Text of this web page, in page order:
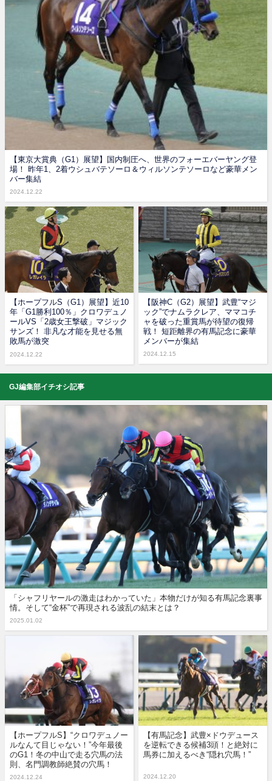
【東京大賞典（G1）展望】国内制圧へ、世界のフォーエバーヤング登
場！ 昨年1、2着ウシュバテソーロ＆ウィルソンテソーロなど豪華メン
バー集結
2024.12.22
【ホープフルS（G1）展望】近10
年「G1勝利100％」クロワデュノ
ールVS「2歳女王撃破」マジック
サンズ！ 非凡な才能を見せる無
敗馬が激突
2024.12.22
【阪神C（G2）展望】武豊“マジ
ック”でナムラクレア、ママコチ
ャを破った重賞馬が待望の復帰
戦！ 短距離界の有馬記念に豪華
メンバーが集結
2024.12.15
GJ編集部イチオシ記事
「シャフリヤールの激走はわかっていた」本物だけが知る有馬記念裏事
情。そして“金杯”で再現される波乱の結末とは？
2025.01.02
【ホープフルS】“クロワデュノー
ルなんて目じゃない！”今年最後
のG1！冬の中山で走る穴馬の法
則、名門調教師絶賛の穴馬！
2024.12.24
【有馬記念】武豊×ドウデュース
を逆転できる候補3頭！と絶対に
馬券に加えるべき“隠れ穴馬！”
2024.12.20